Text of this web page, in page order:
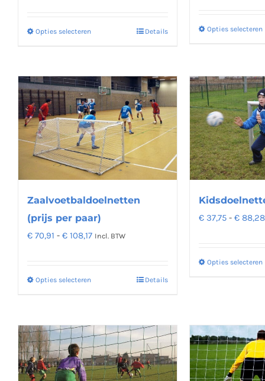
Opties selecterenDit
meerdere
variaties.
Deze
optie
kan
gekozen
worden
op
de
productpagina
Details Opties selecteren
Zaalvoetbaldoelnetten
(prijs per paar)
€ 70,91 - € 108,17Prijsklasse:
Incl. BTW
Opties selecterenDit
meerdere
variaties.
Deze
Details
€ 37,75 - € 88,28
Opties selecteren